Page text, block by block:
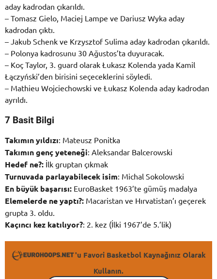
aday kadrodan çıkarıldı.
– Tomasz Gielo, Maciej Lampe ve Dariusz Wyka aday
kadrodan çıktı.
– Jakub Schenk ve Krzysztof Sulima aday kadrodan çıkarıldı.
– Polonya kadrosunu 30 Ağustos’ta duyuracak.
– Koç Taylor, 3. guard olarak Łukasz Kolenda yada Kamil
Łączyński’den birisini seçeceklerini söyledi.
– Mathieu Wojciechowski ve Łukasz Kolenda aday kadrodan
ayrıldı.
7 Basit Bilgi
Takımın yıldızı: Mateusz Ponitka
Takımın genç yeteneği: Aleksandar Balcerowski
Hedef ne?: İlk gruptan çıkmak
Turnuvada parlayabilecek isim: Michal Sokolowski
En büyük başarısı: EuroBasket 1963’te gümüş madalya
Elemelerde ne yaptı?: Macaristan ve Hırvatistan’ı geçerek
grupta 3. oldu.
Kaçıncı kez katılıyor?: 2. kez (İlki 1967’de 5.’lik)
'u Favori Basketbol Kaynağınız Olarak
Kullanın.